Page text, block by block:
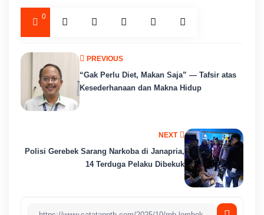
0
NEXT
Polisi Gerebek Sarang Narkoba di Janapria,
14 Terduga Pelaku Dibekuk
PREVIOUS
“Gak Perlu Diet, Makan Saja” — Tafsir atas
Kesederhanaan dan Makna Hidup